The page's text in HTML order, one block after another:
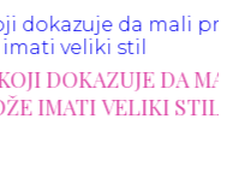
DA MALI
VELIKI STIL